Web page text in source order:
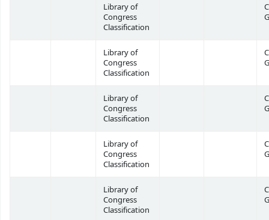
Library of
Congress
Classification
Library of
Congress
Classification
Library of
Congress
Classification
Library of
Congress
Classification
Library of
Congress
Classification